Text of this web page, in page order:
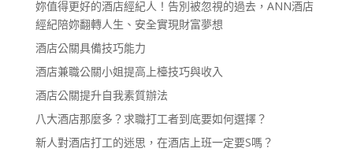
妳值得更好的酒店經紀人！告別被忽視的過去，ANN酒店
經紀陪妳翻轉人生、安全實現財富夢想
酒店公關具備技巧能力
酒店兼職公關小姐提高上檯技巧與收入
酒店公關提升自我素質辦法
八大酒店那麼多？求職打工者到底要如何選擇？
新人對酒店打工的迷思，在酒店上班一定要S嗎？